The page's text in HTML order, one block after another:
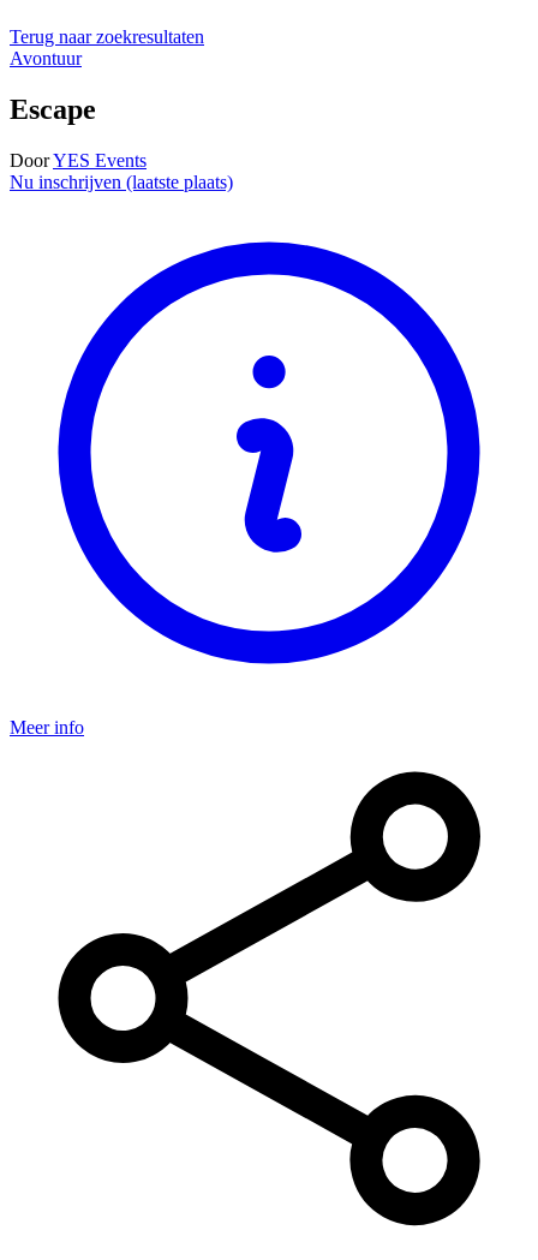
Terug naar zoekresultaten
Avontuur
Escape
DoorYES Events
Nu inschrijven (laatste plaats)
Meer info